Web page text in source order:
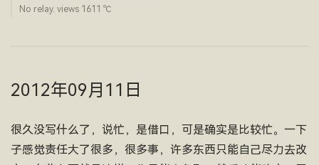
No relay. views 1611 ­℃
2012年09月11日
很久没写什么了，说忙，是借口，可是确实是比较忙。一下
子感觉责任大了很多，很多事，许多东西只能自己尽力去改